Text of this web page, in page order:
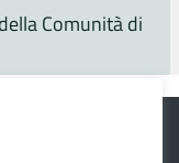
Comunità di